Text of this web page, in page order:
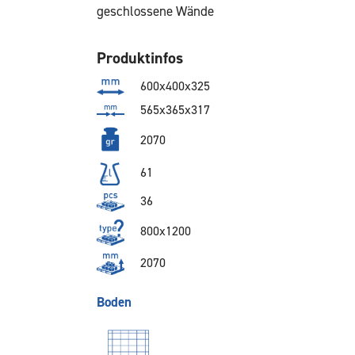
geschlossene Wände
Produktinfos
600x400x325
565x365x317
2070
61
36
800x1200
2070
Boden